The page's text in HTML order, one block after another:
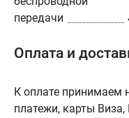
передачи
Оплата и
К оплате принимаем
платежи, карты